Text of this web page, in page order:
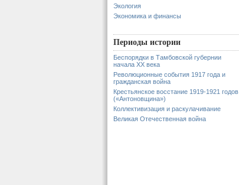
Экология
Экономика и финансы
Периоды истории
Беспорядки в Тамбовской губернии
начала XX века
Революционные события 1917 года и
гражданская война
Крестьянское восстание 1919-1921 годов
(«Антоновщина»)
Коллективизация и раскулачивание
Великая Отечественная война